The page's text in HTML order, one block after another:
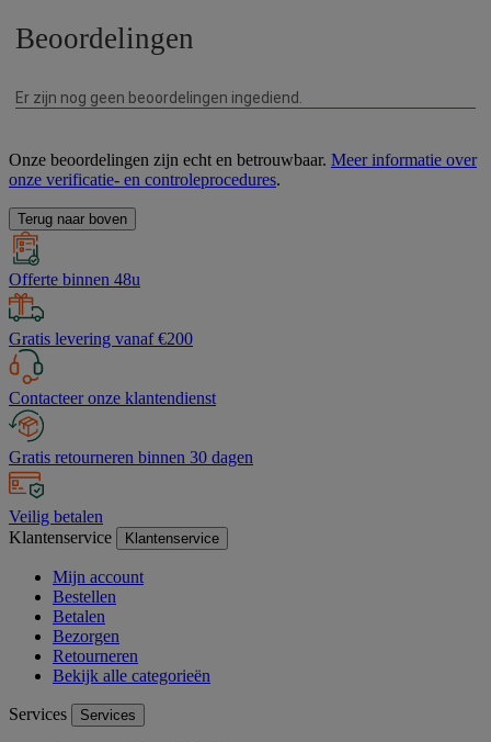
Onze beoordelingen zijn echt en betrouwbaar. Meer informatie over
onze verificatie- en controleprocedures.
Terug naar boven
Offerte binnen 48u
Gratis levering vanaf €200
Contacteer onze klantendienst
Gratis retourneren binnen 30 dagen
Veilig betalen
Klantenservice
Klantenservice
Mijn account
Bestellen
Betalen
Bezorgen
Retourneren
Bekijk alle categorieën
Services Services